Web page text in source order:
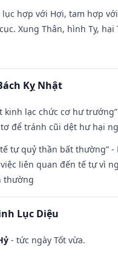
lục hợp với Hợi, tam hợp
Xung Thân, hình Tỵ, hại
Kỵ Nhật
kinh lạc chức cơ hư
để tránh cũi dệt hư hại
tế tự quỷ thần bất thường”
liên quan đến tế tự vì
thường
Lục Diệu
- tức ngày Tốt vừa.